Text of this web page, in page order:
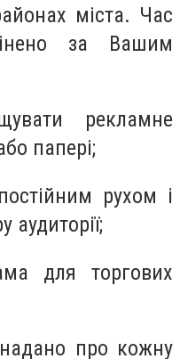
міста. Час
за Вашим
рекламне
папері;
рухом і
для торгових
про кожну